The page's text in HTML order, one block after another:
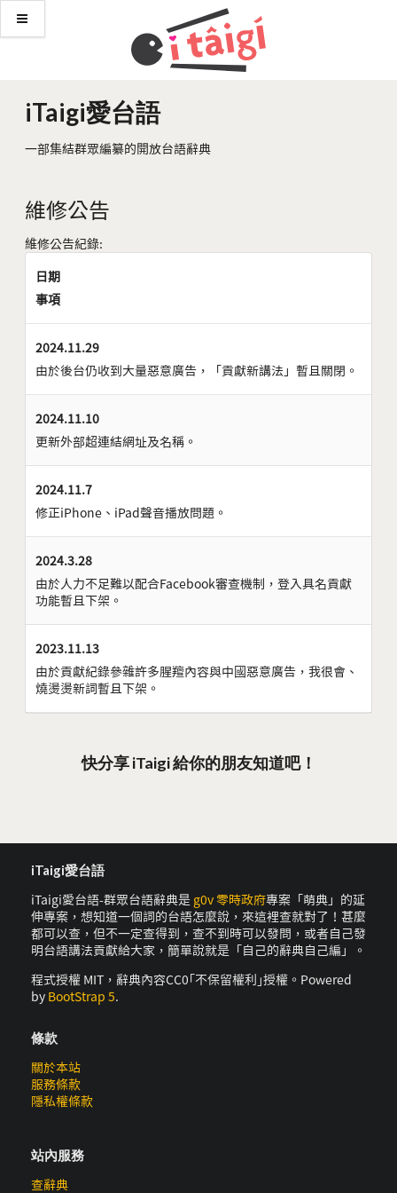
iTaigi愛台語
一部集結群眾編纂的開放台語辭典
維修公告
維修公告紀錄:
日期
事項
2024.11.29
由於後台仍收到大量惡意廣告，「貢獻新講法」暫且關閉。
2024.11.10
更新外部超連結網址及名稱。
2024.11.7
修正iPhone、iPad聲音播放問題。
2024.3.28
由於人力不足難以配合Facebook審查機制，登入具名貢獻
功能暫且下架。
2023.11.13
由於貢獻紀錄參雜許多腥羶內容與中國惡意廣告，我很會、
燒燙燙新詞暫且下架。
快分享 iTaigi 給你的朋友知道吧！
iTaigi愛台語
iTaigi愛台語-群眾台語辭典是 g0v 零時政府專案「萌典」的延
伸專案，想知道一個詞的台語怎麼說，來這裡查就對了！甚麼
都可以查，但不一定查得到，查不到時可以發問，或者自己發
明台語講法貢獻給大家，簡單說就是「自己的辭典自己編」。
程式授權 MIT，辭典內容CC0｢不保留權利｣授權。Powered
by BootStrap 5.
條款
關於本站
服務條款
隱私權條款
站內服務
查辭典